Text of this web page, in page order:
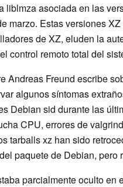
liblmza asociada en las
marzo. Estas versiones
de XZ, eluden la
control remoto total del
Andreas Freund escribe
algunos síntomas
Debian sid durante las
CPU, errores de
tarballs xz han sido
paquete de Debian, pero
parcialmente oculto en